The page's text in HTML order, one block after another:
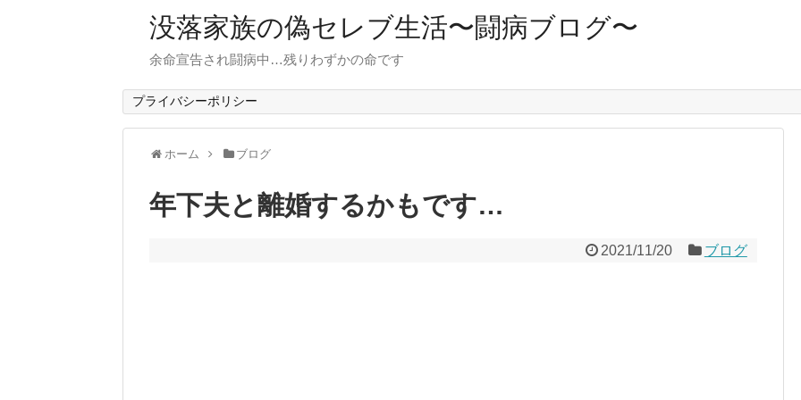
没落家族の偽セレブ生活〜闘病ブログ〜
余命宣告され闘病中…残りわずかの命です
プライバシーポリシー
ホーム ブログ
年下夫と離婚するかもです…
2021/11/20 ブログ